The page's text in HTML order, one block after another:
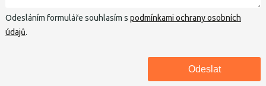
Odesláním formuláře souhlasím s podmínkami ochrany osobních
údajů.